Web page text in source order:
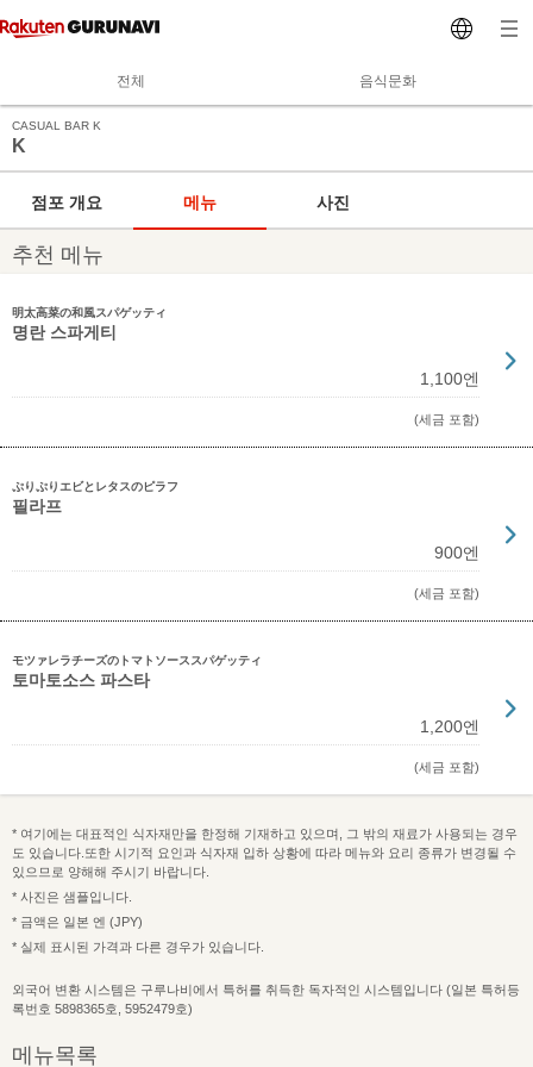
전체 음식문화
CASUAL BAR K
K
점포 개요 메뉴 사진
추천 메뉴
明太高菜の和風スパゲッティ
명란 스파게티
1,100엔
(세금 포함)
ぷりぷりエビとレタスのピラフ
필라프
900엔
(세금 포함)
モツァレラチーズのトマトソーススパゲッティ
토마토소스 파스타
1,200엔
(세금 포함)
* 여기에는 대표적인 식자재만을 한정해 기재하고 있으며, 그 밖의 재료가 사용되는 경우
도 있습니다.또한 시기적 요인과 식자재 입하 상황에 따라 메뉴와 요리 종류가 변경될 수
있으므로 양해해 주시기 바랍니다.
* 사진은 샘플입니다.
* 금액은 일본 엔 (JPY)
* 실제 표시된 가격과 다른 경우가 있습니다.
외국어 변환 시스템은 구루나비에서 특허를 취득한 독자적인 시스템입니다 (일본 특허등
록번호 5898365호, 5952479호)
메뉴목록